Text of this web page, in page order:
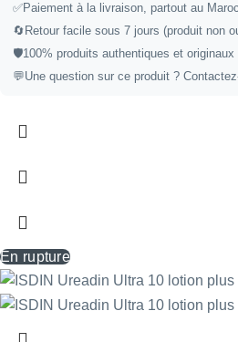
✅Paiement à la livraison, partout au Maroc
🔄 Retour facile sous 7 jours (produit non
🛡️100% produits authentiques et originaux
💬Une question sur ce produit ?
En rupture